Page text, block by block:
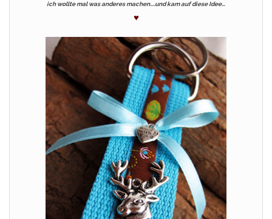
ich wollte mal was anderes machen….und kam auf diese Idee…
♥